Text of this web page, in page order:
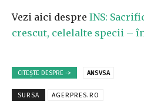
Vezi aici despre INS:
crescut, celelalte specii –
CITEȘTE DESPRE -> ANSVSA
SURSA AGERPRES.RO